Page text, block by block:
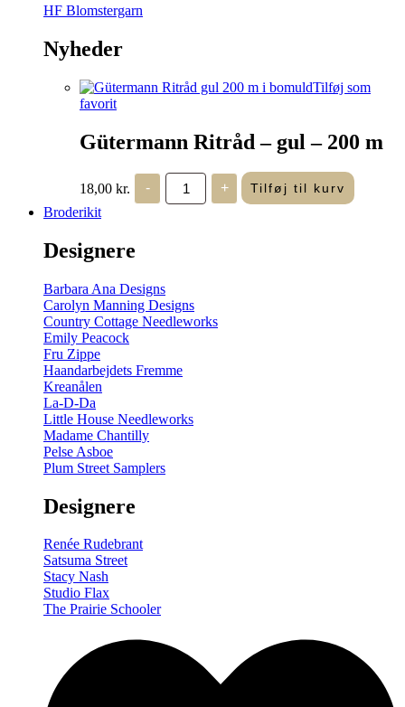
HF Blomstergarn
Nyheder
Tilføj som
favorit
Gütermann Ritråd – gul – 200 m
18,00 kr. -
Gütermann
Ritråd
-
+ Tilføj til kurv
Broderikit
Designere
Barbara Ana Designs
Carolyn Manning Designs
Country Cottage Needleworks
Emily Peacock
Fru Zippe
Haandarbejdets Fremme
Kreanålen
La-D-Da
Little House Needleworks
Madame Chantilly
Pelse Asboe
Plum Street Samplers
Designere
Renée Rudebrant
Satsuma Street
Stacy Nash
Studio Flax
The Prairie Schooler